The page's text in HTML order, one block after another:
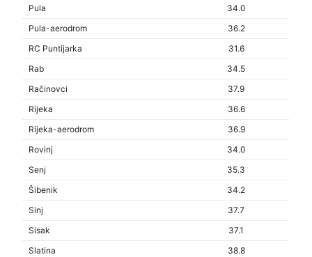
Pula
34.0
Pula-aerodrom
36.2
RC Puntijarka
31.6
Rab
34.5
Račinovci
37.9
Rijeka
36.6
Rijeka-aerodrom
36.9
Rovinj
34.0
Senj
35.3
Šibenik
34.2
Sinj
37.7
Sisak
37.1
Slatina
38.8